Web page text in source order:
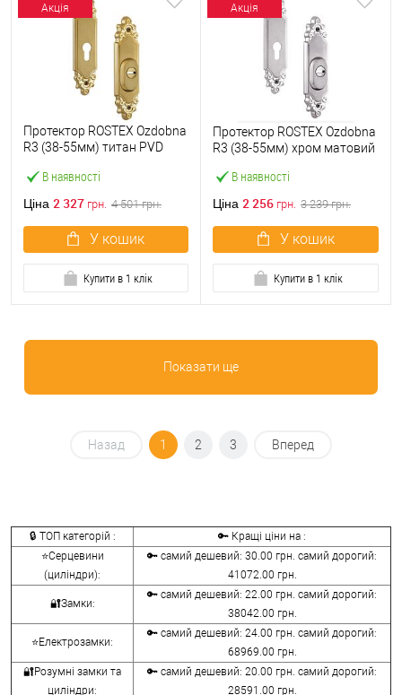
Акція
В наявності
Протектор ROSTEX Ozdobna
R3 (38-55мм) титан PVD
Ціна 2 327 грн. 4 501грн.
У кошик
Купити в 1 клік
Акція
В наявності
Протектор ROSTEX Ozdobna
R3 (38-55мм) хром матовий
Ціна 2 256 грн. 3 239грн.
У кошик
Купити в 1 клік
Показати ще
Назад 1 2 3 Вперед
🔒 ТОП категорій :
🔑 Кращі ціни на :
⭐Серцевини
(циліндри):
🔑 самий дешевий: 30.00 грн. самий дорогий:
41072.00 грн.
🔐Замки:
🔑 самий дешевий: 22.00 грн. самий дорогий:
38042.00 грн.
⭐Електрозамки:
🔑 самий дешевий: 24.00 грн. самий дорогий:
68969.00 грн.
🔐Розумні замки та
циліндри:
🔑 самий дешевий: 20.00 грн. самий дорогий:
28591.00 грн.